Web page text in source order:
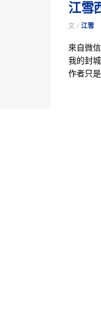
江雪
文 / 江雪
來自微
我的封
作者只